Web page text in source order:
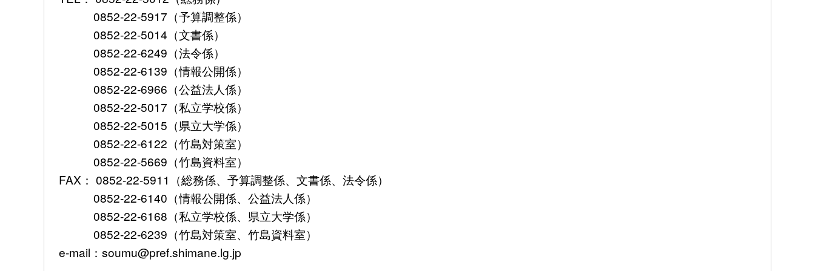
0852-22-5917（予算調整係）
0852-22-5014（文書係）
0852-22-6249（法令係）
0852-22-6139（情報公開係）
0852-22-6966（公益法人係）
0852-22-5017（私立学校係）
0852-22-5015（県立大学係）
0852-22-6122（竹島対策室）
0852-22-5669（竹島資料室）
FAX： 0852-22-5911（総務係、予算調整係、文書係、法令係）
0852-22-6140（情報公開係、公益法人係）
0852-22-6168（私立学校係、県立大学係）
0852-22-6239（竹島対策室、竹島資料室）
e-mail：soumu@pref.shimane.lg.jp